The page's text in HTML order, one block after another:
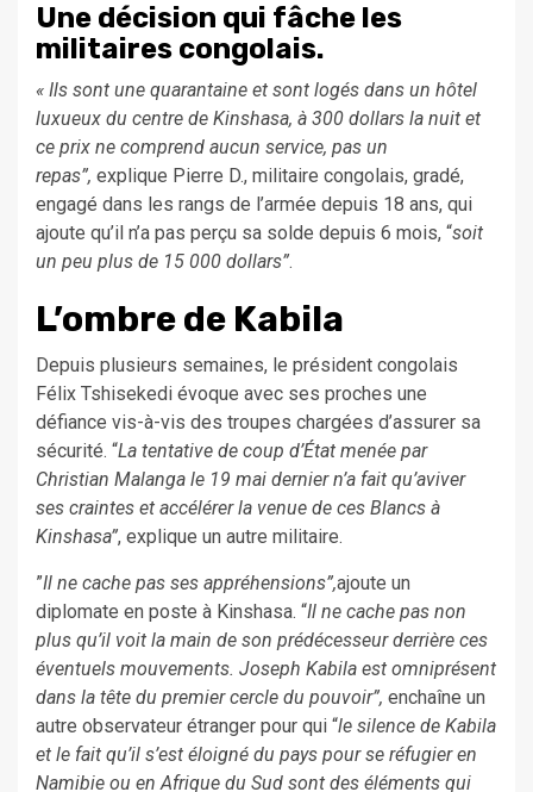
Une décision qui fâche les
militaires congolais.
« Ils sont une quarantaine et sont logés dans un hôtel
luxueux du centre de Kinshasa, à 300 dollars la nuit et
ce prix ne comprend aucun service, pas un
repas”, explique Pierre D., militaire congolais, gradé,
engagé dans les rangs de l’armée depuis 18 ans, qui
ajoute qu’il n’a pas perçu sa solde depuis 6 mois, “soit
un peu plus de 15 000 dollars”.
L’ombre de Kabila
Depuis plusieurs semaines, le président congolais
Félix Tshisekedi évoque avec ses proches une
défiance vis-à-vis des troupes chargées d’assurer sa
sécurité. “La tentative de coup d’État menée par
Christian Malanga le 19 mai dernier n’a fait qu’aviver
ses craintes et accélérer la venue de ces Blancs à
Kinshasa”, explique un autre militaire.
”Il ne cache pas ses appréhensions”,ajoute un
diplomate en poste à Kinshasa. “Il ne cache pas non
plus qu’il voit la main de son prédécesseur derrière ces
éventuels mouvements. Joseph Kabila est omniprésent
dans la tête du premier cercle du pouvoir”, enchaîne un
autre observateur étranger pour qui “le silence de Kabila
et le fait qu’il s’est éloigné du pays pour se réfugier en
Namibie ou en Afrique du Sud sont des éléments qui